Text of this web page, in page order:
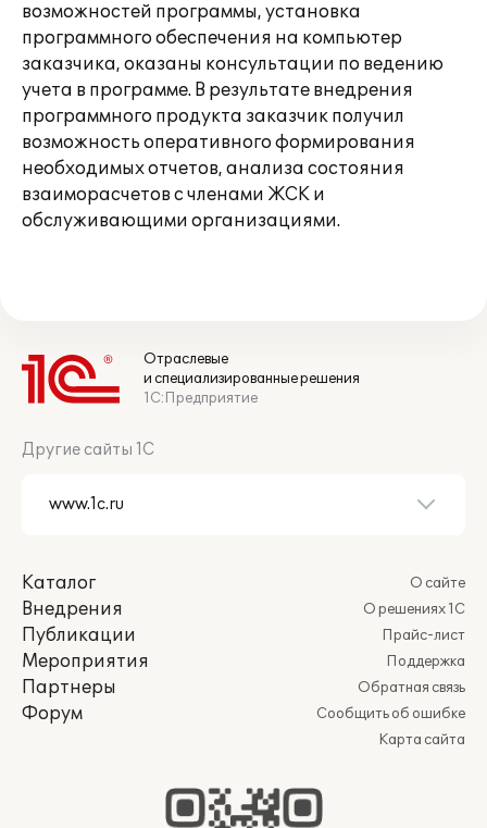
возможностей программы, установка
программного обеспечения на компьютер
заказчика, оказаны консультации по ведению
учета в программе. В результате внедрения
программного продукта заказчик получил
возможность оперативного формирования
необходимых отчетов, анализа состояния
взаиморасчетов с членами ЖСК и
обслуживающими организациями.
Отраслевые
и специализированные решения
1С:Предприятие
Другие сайты 1С
Каталог
Внедрения
Публикации
Мероприятия
Партнеры
Форум
О сайте
О решениях 1С
Прайс-лист
Поддержка
Обратная связь
Сообщить об ошибке
Карта сайта